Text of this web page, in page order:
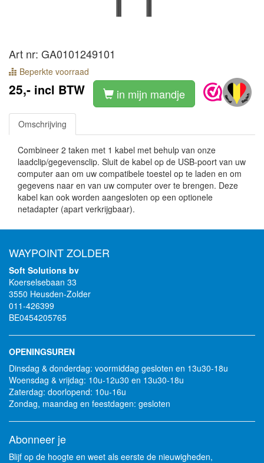
Art nr: GA0101249101
Beperkte voorraad
25,- incl BTW in mijn mandje
Omschrijving
Combineer 2 taken met 1 kabel met behulp van onze
laadclip/gegevensclip. Sluit de kabel op de USB-poort van uw
computer aan om uw compatibele toestel op te laden en om
gegevens naar en van uw computer over te brengen. Deze
kabel kan ook worden aangesloten op een optionele
netadapter (apart verkrijgbaar).
WAYPOINT ZOLDER
Soft Solutions bv
Koerselsebaan 33
3550 Heusden-Zolder
011-426399
BE0454205765
OPENINGSUREN
Dinsdag & donderdag: voormiddag gesloten en 13u30-18u
Woensdag & vrijdag: 10u-12u30 en 13u30-18u
Zaterdag: doorlopend: 10u-16u
Zondag, maandag en feestdagen: gesloten
Abonneer je
Blijf op de hoogte en weet als eerste de nieuwigheden,